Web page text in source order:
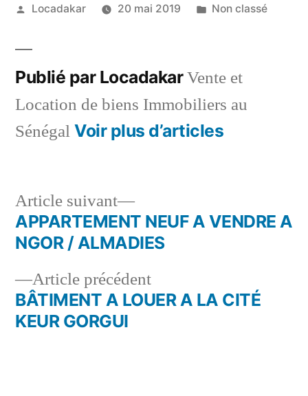
Publié
Locadakar 20 mai 2019
Publié
Non classé
Publié par LocadakarVente et
Location de biens Immobiliers au
Sénégal Voir plus d’articles
Navigation
l’article
Article précédentArticle
précédent :
BÂTIMENT A LOUER A LA CITÉ
KEUR GORGUI
Article suivant
Article
suivant :
APPARTEMENT NEUF A VENDRE A
NGOR / ALMADIES